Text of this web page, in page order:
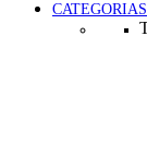
CATEGORIAS